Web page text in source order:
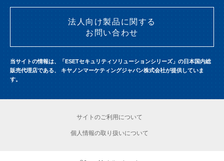
法人向け製品に関する
お問い合わせ
当サイトの情報は、「ESETセキュリティソリューションシリーズ」の日本国内総
販売代理店である、 キヤノンマーケティングジャパン株式会社が提供していま
す。
サイトのご利用について
個人情報の取り扱いについて